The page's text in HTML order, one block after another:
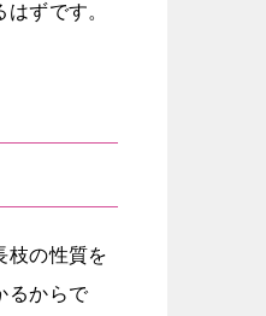
ずです。
枝の性質を
るからで